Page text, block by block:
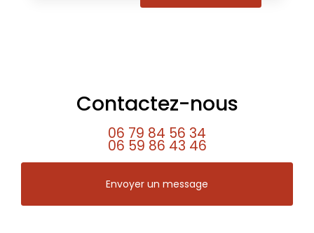
Contactez-nous
06 79 84 56 34
06 59 86 43 46
Envoyer un message